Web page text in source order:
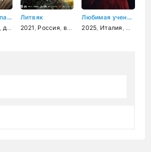
Космос засыпает
драма
Литвяк
2021 Россия военный ,история,биография
Любимая ученица Вивальди
2025 Италия Франция